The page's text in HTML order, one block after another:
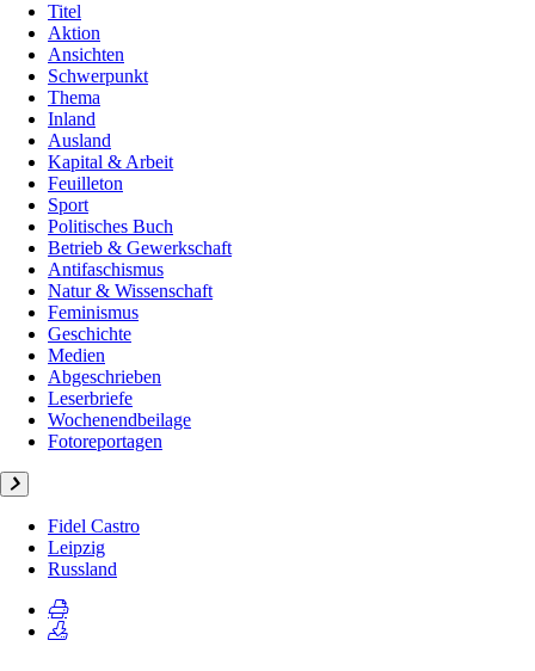
Titel
Aktion
Ansichten
Schwerpunkt
Thema
Inland
Ausland
Kapital & Arbeit
Feuilleton
Sport
Politisches Buch
Betrieb & Gewerkschaft
Antifaschismus
Natur & Wissenschaft
Feminismus
Geschichte
Medien
Abgeschrieben
Leserbriefe
Wochenendbeilage
Fotoreportagen
Fidel Castro
Leipzig
Russland